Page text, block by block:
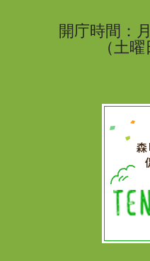
開庁時間：
（土